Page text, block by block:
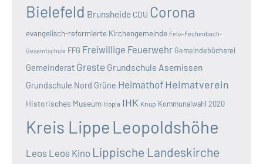
Bielefeld Brunsheide CDU Corona
evangelisch-reformierte Kirchengemeinde Felix-Fechenbach-
Gesamtschule FFG Freiwillige Feuerwehr Gemeindebücherei
Gemeinderat Greste Grundschule Asemissen
Grundschule Nord Grüne Heimathof Heimatverein
Historisches Museum Hopla IHK Knup Kommunalwahl 2020
Kreis Lippe Leopoldshöhe
Leos Leos Kino Lippische Landeskirche